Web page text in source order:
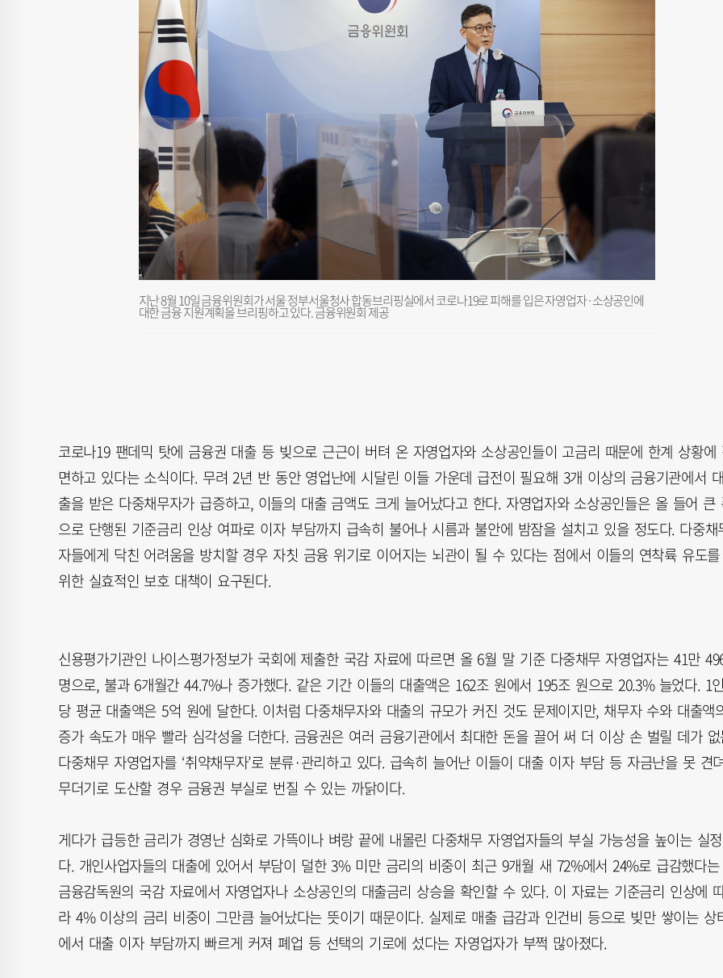
지난 8월 10일 금융위원회가 서울 정부서울청사 합동브리핑실에서 코로나19로 피해를 입은 자영업자·소상공인에
대한 금융 지원계획을 브리핑하고 있다. 금융위원회 제공
코로나19 팬데믹 탓에 금융권 대출 등 빚으로 근근이 버텨 온 자영업자와 소상공인들이 고금리 때문에 한계 상황에
면하고 있다는 소식이다. 무려 2년 반 동안 영업난에 시달린 이들 가운데 급전이 필요해 3개 이상의 금융기관에서 대
출을 받은 다중채무자가 급증하고, 이들의 대출 금액도 크게 늘어났다고 한다. 자영업자와 소상공인들은 올 들어 큰
으로 단행된 기준금리 인상 여파로 이자 부담까지 급속히 불어나 시름과 불안에 밤잠을 설치고 있을 정도다. 다중채
자들에게 닥친 어려움을 방치할 경우 자칫 금융 위기로 이어지는 뇌관이 될 수 있다는 점에서 이들의 연착륙 유도를
위한 실효적인 보호 대책이 요구된다.
신용평가기관인 나이스평가정보가 국회에 제출한 국감 자료에 따르면 올 6월 말 기준 다중채무 자영업자는 41만
명으로, 불과 6개월간 44.7%나 증가했다. 같은 기간 이들의 대출액은 162조 원에서 195조 원으로 20.3% 늘었다. 1인
당 평균 대출액은 5억 원에 달한다. 이처럼 다중채무자와 대출의 규모가 커진 것도 문제이지만, 채무자 수와 대출액
증가 속도가 매우 빨라 심각성을 더한다. 금융권은 여러 금융기관에서 최대한 돈을 끌어 써 더 이상 손 벌릴 데가
다중채무 자영업자를 ‘취약채무자’로 분류·관리하고 있다. 급속히 늘어난 이들이 대출 이자 부담 등 자금난을 못 견뎌
무더기로 도산할 경우 금융권 부실로 번질 수 있는 까닭이다.
게다가 급등한 금리가 경영난 심화로 가뜩이나 벼랑 끝에 내몰린 다중채무 자영업자들의 부실 가능성을 높이는 실
다. 개인사업자들의 대출에 있어서 부담이 덜한 3% 미만 금리의 비중이 최근 9개월 새 72%에서 24%로 급감했다는
금융감독원의 국감 자료에서 자영업자나 소상공인의 대출금리 상승을 확인할 수 있다. 이 자료는 기준금리 인상에
라 4% 이상의 금리 비중이 그만큼 늘어났다는 뜻이기 때문이다. 실제로 매출 급감과 인건비 등으로 빚만 쌓이는 상
에서 대출 이자 부담까지 빠르게 커져 폐업 등 선택의 기로에 섰다는 자영업자가 부쩍 많아졌다.